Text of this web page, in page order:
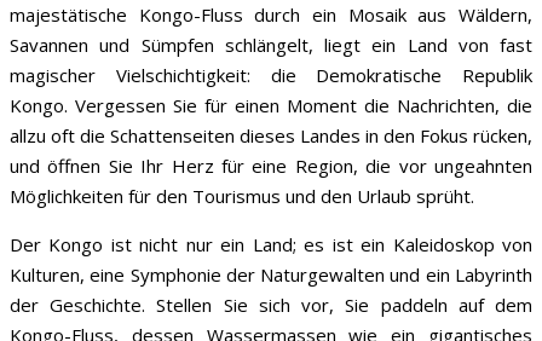
majestätische Kongo-Fluss durch ein Mosaik aus Wäldern,
Savannen und Sümpfen schlängelt, liegt ein Land von fast
magischer Vielschichtigkeit: die Demokratische Republik
Kongo. Vergessen Sie für einen Moment die Nachrichten, die
allzu oft die Schattenseiten dieses Landes in den Fokus rücken,
und öffnen Sie Ihr Herz für eine Region, die vor ungeahnten
Möglichkeiten für den Tourismus und den Urlaub sprüht.
Der Kongo ist nicht nur ein Land; es ist ein Kaleidoskop von
Kulturen, eine Symphonie der Naturgewalten und ein Labyrinth
der Geschichte. Stellen Sie sich vor, Sie paddeln auf dem
Kongo-Fluss, dessen Wassermassen wie ein gigantisches